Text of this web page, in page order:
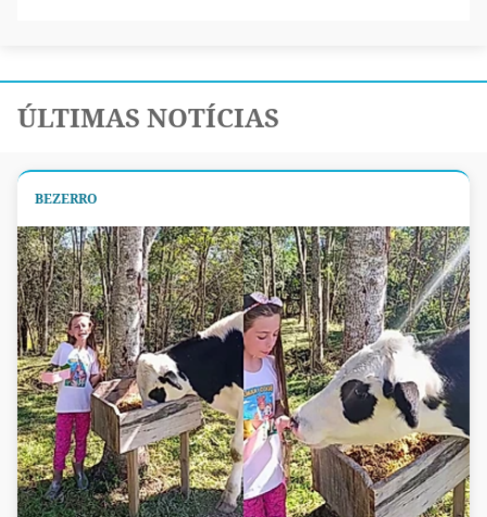
ÚLTIMAS NOTÍCIAS
BEZERRO